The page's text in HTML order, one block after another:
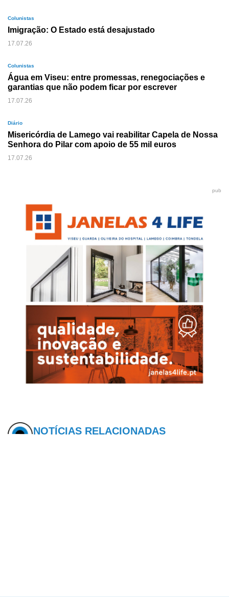
Colunistas
Imigração: O Estado está desajustado
17.07.26
Colunistas
Água em Viseu: entre promessas, renegociações e
garantias que não podem ficar por escrever
17.07.26
Diário
Misericórdia de Lamego vai reabilitar Capela de Nossa
Senhora do Pilar com apoio de 55 mil euros
17.07.26
pub
NOTÍCIAS RELACIONADAS